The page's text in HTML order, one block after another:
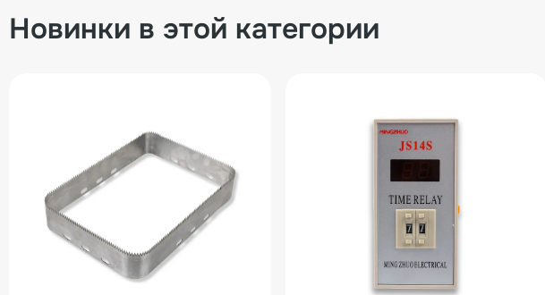
Новинки в этой категории